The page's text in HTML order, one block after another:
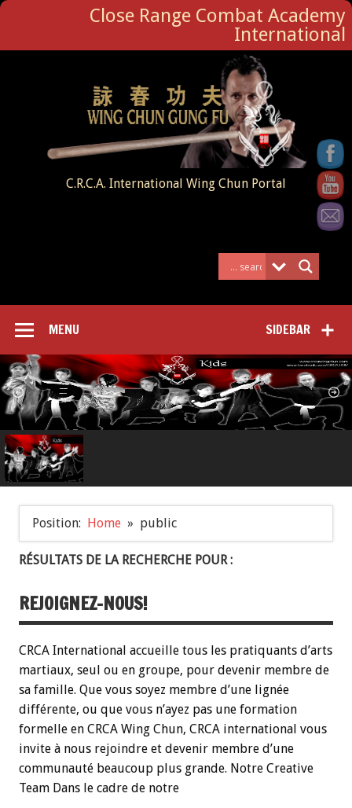
Close Range Combat Academy
International
C.R.C.A. International Wing Chun Portal
SIDEBAR
MENU
Position: Home public
RÉSULTATS DE LA RECHERCHE POUR :
REJOIGNEZ-NOUS!
CRCA International accueille tous les pratiquants d’arts
martiaux, seul ou en groupe, pour devenir membre de
sa famille. Que vous soyez membre d’une lignée
différente, ou que vous n’ayez pas une formation
formelle en CRCA Wing Chun, CRCA international vous
invite à nous rejoindre et devenir membre d’une
communauté beaucoup plus grande. Notre Creative
Team Dans le cadre de notre